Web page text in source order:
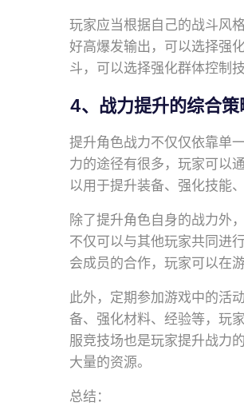
玩家应当根据自己的战斗风
好高爆发输出，可以选择强
斗，可以选择强化群体控制
4、战力提升的综合策
提升角色战力不仅仅依靠单
力的途径有很多，玩家可以
以用于提升装备、强化技能
除了提升角色自身的战力外
不仅可以与其他玩家共同进
会成员的合作，玩家可以在
此外，定期参加游戏中的活
备、强化材料、经验等，玩
服竞技场也是玩家提升战力
大量的资源。
总结：